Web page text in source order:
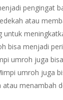
pengingat
atau
untuk
bisa menjadi
umroh juga
umroh juga
atau menambah